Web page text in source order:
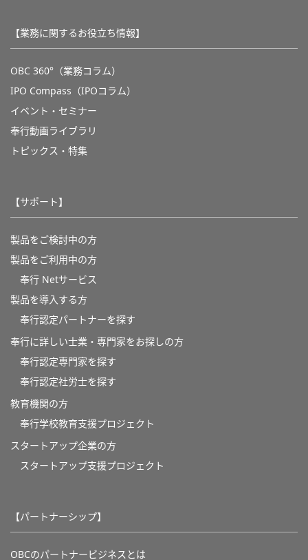
【業務に関するお役立ち情報】
OBC 360°（業務コラム）
IPO Compass（IPOコラム）
イベント・セミナー
奉行動画ライブラリ
トピックス・特集
【サポート】
製品をご検討中の方
製品をご利用中の方
奉行 Netサービス
製品を導入する方
奉行認定パートナーを探す
奉行に詳しい士業・専門家をお探しの方
奉行認定専門家を探す
奉行認定社労士を探す
教育機関の方
奉⾏学校教育⽀援プロジェクト
スタートアップ企業の方
スタートアップ支援プロジェクト
【パートナーシップ】
OBCのパートナービジネスとは